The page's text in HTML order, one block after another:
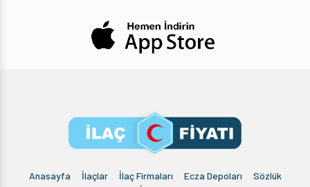
Anasayfa İlaçlar İlaç Firmaları Ecza Depoları
Sözlük